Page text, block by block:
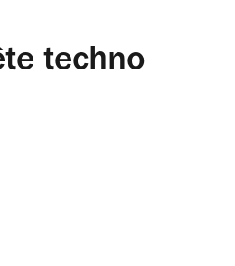
techno